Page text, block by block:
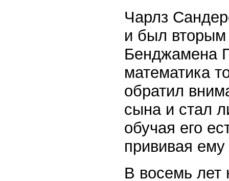
Чарлз
и был вторым
Бенджамена
математика
обратил
сына и стал
обучая его
прививая
В восемь лет